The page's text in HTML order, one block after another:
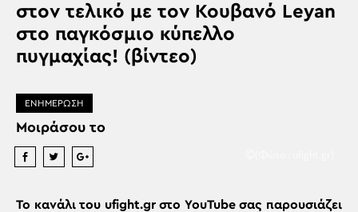
στον τελικό με τον Κουβανό Leyan
στο παγκόσμιο κύπελλο
πυγμαχίας! (βίντεο)
ΕΝΗΜΕΡΩΣΗ
Μοιράσου το
Το κανάλι του ufight.gr στο YouTube σας παρουσιάζει